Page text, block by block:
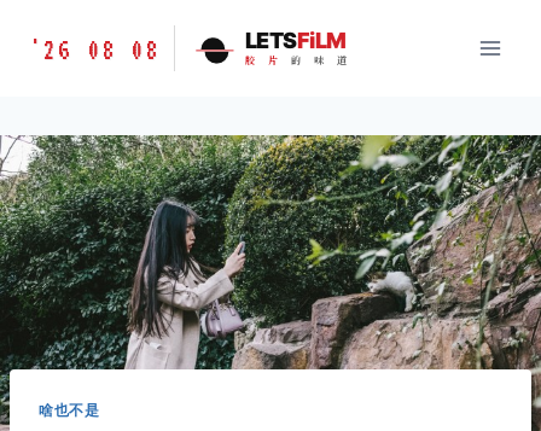
胶
味
道
LETSFILM
'26 08 08 LETSFiLM
胶 片 的 味 道
啥也不是